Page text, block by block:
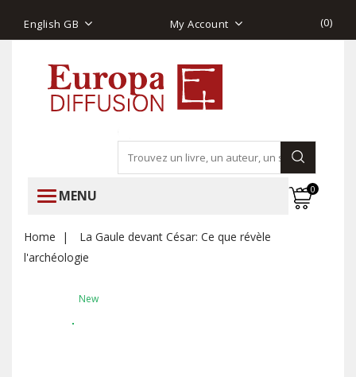
English GB My Account (0)
MENU 0
Home
La Gaule devant César: Ce que révèle
l'archéologie
New